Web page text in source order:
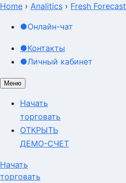
Home › Analitics › Fresh Forecast
●Онлайн-чат
●Контакты
●Личный кабинет
Меню
Начать
торговать
ОТКРЫТЬ
ДЕМО-СЧЕТ
Начать
торговать